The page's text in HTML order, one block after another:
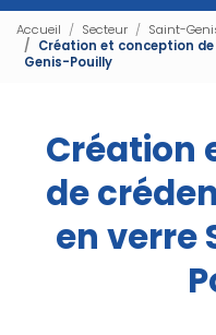
Accueil Secteur
Saint-
Création et conception
Genis-Pouilly
Création
de
en verre